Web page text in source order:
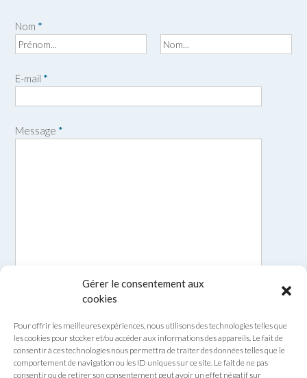
Gérer le consentement aux
cookies
Pour offrir les meilleures expériences, nous utilisons des technologies telles que
les cookies pour stocker et/ou accéder aux informations des appareils. Le fait de
consentir à ces technologies nous permettra de traiter des données telles que le
comportement de navigation ou les ID uniques sur ce site. Le fait de ne pas
consentir ou de retirer son consentement peut avoir un effet négatif sur
Nom *
é
o
E-mail *
Message *